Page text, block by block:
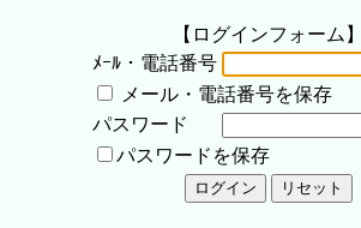
【ログインフォーム】
ﾒｰﾙ・電話番号
メール・電話番号を保存
パスワード
パスワードを保存